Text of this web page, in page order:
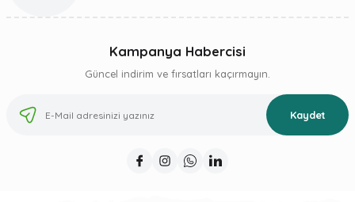
Kampanya Habercisi
Güncel indirim ve fırsatları kaçırmayın.
Kaydet